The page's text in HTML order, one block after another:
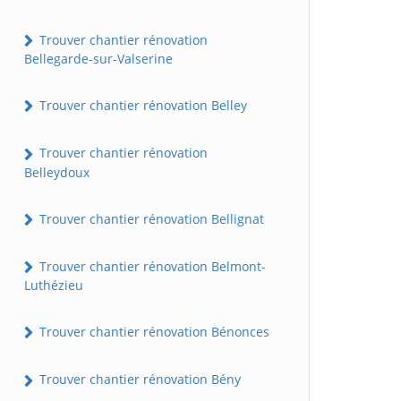
Trouver chantier rénovation
Bellegarde-sur-Valserine
Trouver chantier rénovation Belley
Trouver chantier rénovation
Belleydoux
Trouver chantier rénovation Bellignat
Trouver chantier rénovation Belmont-
Luthézieu
Trouver chantier rénovation Bénonces
Trouver chantier rénovation Bény